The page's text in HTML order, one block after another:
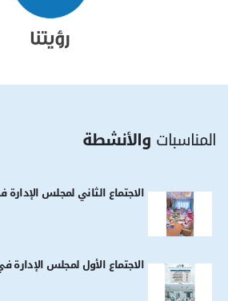
المناسبات والأنشطة
الاجتماع الثاني لمجلس
الاجتماع الأول لمجلس الإدارة